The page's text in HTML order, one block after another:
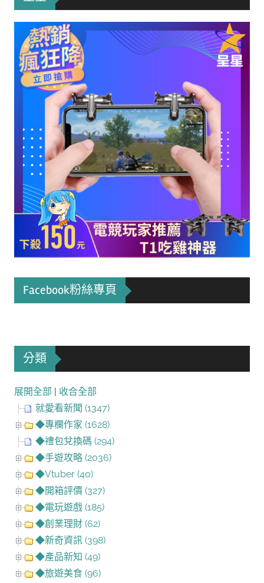
Facebook粉絲專頁
分類
展開全部 | 收合全部
就愛看新聞 (1347)
◆專欄作家 (1628)
◆禮包兌換碼 (294)
◆手遊攻略 (2036)
◆Vtuber (40)
◆開箱評價 (327)
◆電玩遊戲 (185)
◆創業理財 (62)
◆新奇資訊 (398)
◆產品新知 (49)
◆旅遊美食 (96)